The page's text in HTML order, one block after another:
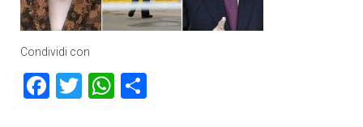
Condividi con
Facebook
TwitterWhatsApp